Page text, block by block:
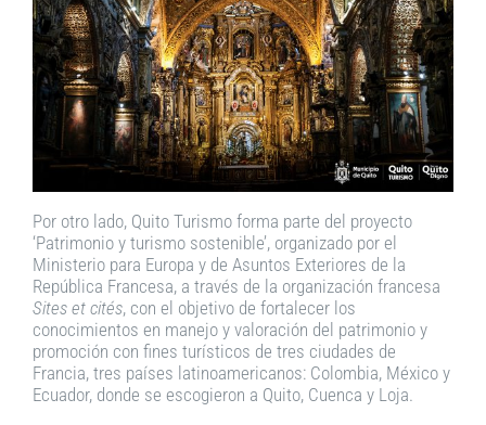
Por otro lado, Quito Turismo forma parte del proyecto
‘Patrimonio y turismo sostenible’, organizado por el
Ministerio para Europa y de Asuntos Exteriores de la
República Francesa, a través de la organización francesa
Sites et cités, con el objetivo de fortalecer los
conocimientos en manejo y valoración del patrimonio y
promoción con fines turísticos de tres ciudades de
Francia, tres países latinoamericanos: Colombia, México y
Ecuador, donde se escogieron a Quito, Cuenca y Loja.